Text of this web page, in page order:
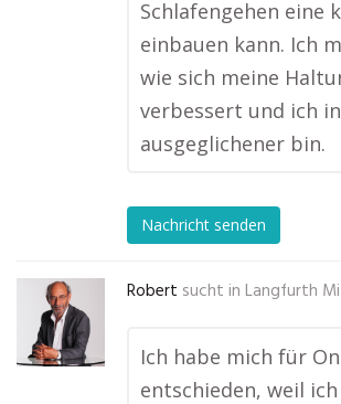
Schlafengehen eine
einbauen kann. Ich
wie sich meine
verbessert und ich
ausgeglichener bin.
Nachricht senden
Robert sucht in Langfurth
Ich habe mich für
entschieden, weil